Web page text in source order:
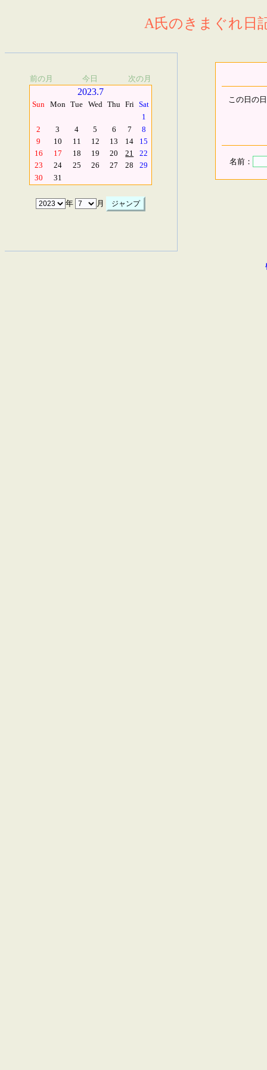
A氏のきまぐれ日
前の月 今日 次の月
2023.7
Sun Mon Tue Wed Thu Fri Sat
1
2
3 4 5 6 7
8
9
10 11 12 13 14
15
16
17 18 19 20 21
22
23
24 25 26 27 28
29
30
31
年 月
この日の
名前：